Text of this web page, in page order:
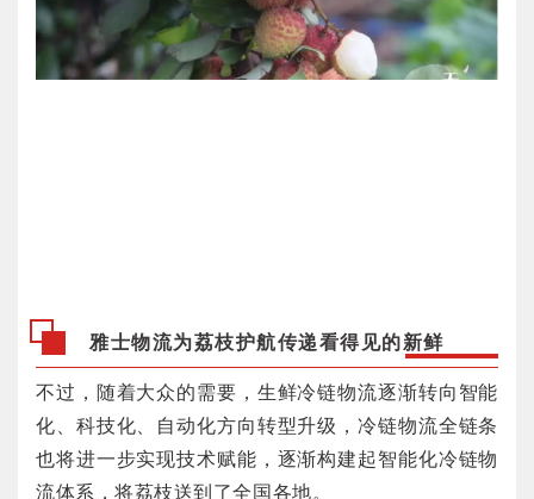
雅士物流为荔枝护航传递看得见的新鲜
不过，随着大众的需要，生鲜冷链物流逐渐转向智能
化、科技化、自动化方向转型升级，冷链物流全链条
也将进一步实现技术赋能，逐渐构建起智能化冷链物
流体系，将荔枝送到了全国各地。